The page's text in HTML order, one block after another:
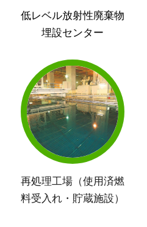
低レベル放射性廃棄物
埋設センター
再処理工場（使用済燃
料受入れ・貯蔵施設）